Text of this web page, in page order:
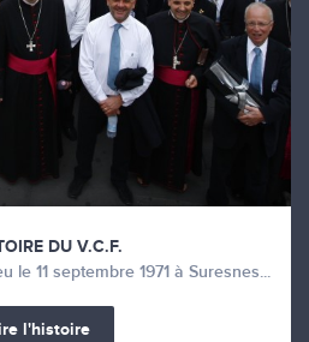
DU V.C.F.
le 11 septembre 1971 à Suresnes...
l'histoire